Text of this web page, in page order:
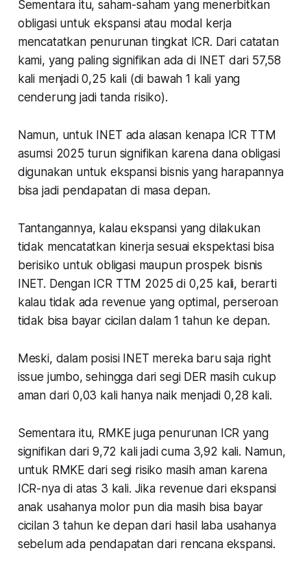
Sementara itu, saham-saham yang menerbitkan
obligasi untuk ekspansi atau modal kerja
mencatatkan penurunan tingkat ICR. Dari catatan
kami, yang paling signifikan ada di INET dari 57,58
kali menjadi 0,25 kali (di bawah 1 kali yang
cenderung jadi tanda risiko).
Namun, untuk INET ada alasan kenapa ICR TTM
asumsi 2025 turun signifikan karena dana obligasi
digunakan untuk ekspansi bisnis yang harapannya
bisa jadi pendapatan di masa depan.
Tantangannya, kalau ekspansi yang dilakukan
tidak mencatatkan kinerja sesuai ekspektasi bisa
berisiko untuk obligasi maupun prospek bisnis
INET. Dengan ICR TTM 2025 di 0,25 kali, berarti
kalau tidak ada revenue yang optimal, perseroan
tidak bisa bayar cicilan dalam 1 tahun ke depan.
Meski, dalam posisi INET mereka baru saja right
issue jumbo, sehingga dari segi DER masih cukup
aman dari 0,03 kali hanya naik menjadi 0,28 kali.
Sementara itu, RMKE juga penurunan ICR yang
signifikan dari 9,72 kali jadi cuma 3,92 kali. Namun,
untuk RMKE dari segi risiko masih aman karena
ICR-nya di atas 3 kali. Jika revenue dari ekspansi
anak usahanya molor pun dia masih bisa bayar
cicilan 3 tahun ke depan dari hasil laba usahanya
sebelum ada pendapatan dari rencana ekspansi.